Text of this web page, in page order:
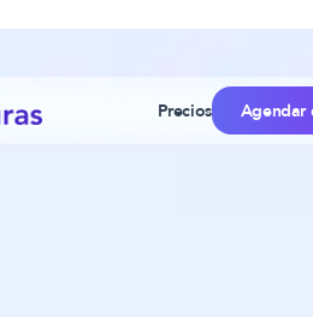
Precios Agendar